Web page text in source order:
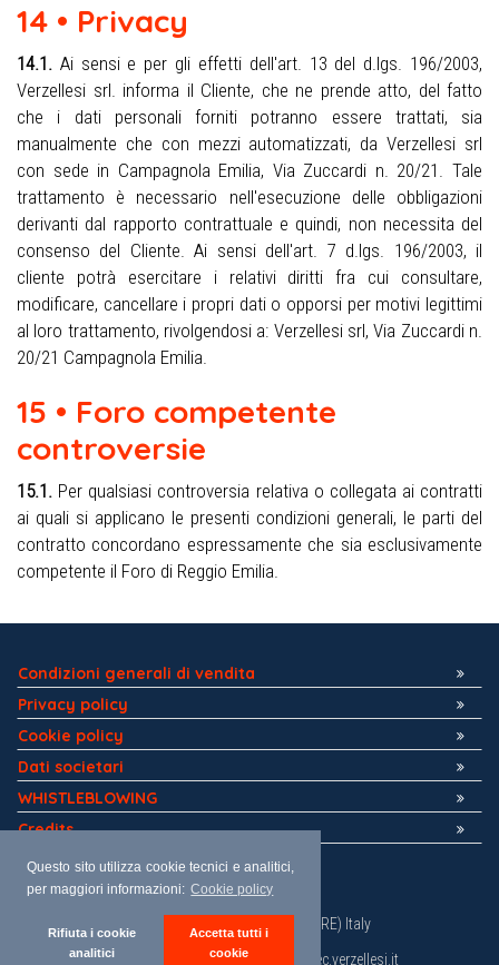
Questo sito utilizza cookie tecnici e analitici,
per maggiori informazioni: Cookie policy
Rifiuta i cookie
analitici
Accetta tutti i
cookie
14 • Privacy
14.1. Ai sensi e per gli effetti dell'art. 13 del d.lgs. 196/2003,
Verzellesi srl. informa il Cliente, che ne prende atto, del fatto
che i dati personali forniti potranno essere trattati, sia
manualmente che con mezzi automatizzati, da Verzellesi srl
con sede in Campagnola Emilia, Via Zuccardi n. 20/21. Tale
trattamento è necessario nell'esecuzione delle obbligazioni
derivanti dal rapporto contrattuale e quindi, non necessita del
consenso del Cliente. Ai sensi dell'art. 7 d.lgs. 196/2003, il
cliente potrà esercitare i relativi diritti fra cui consultare,
modificare, cancellare i propri dati o opporsi per motivi legittimi
al loro trattamento, rivolgendosi a: Verzellesi srl, Via Zuccardi n.
20/21 Campagnola Emilia.
15 • Foro competente
controversie
15.1. Per qualsiasi controversia relativa o collegata ai contratti
ai quali si applicano le presenti condizioni generali, le parti del
contratto concordano espressamente che sia esclusivamente
competente il Foro di Reggio Emilia.
Condizioni generali di vendita
Privacy policy
Cookie policy
Dati societari
WHISTLEBLOWING
Credits
Via Zuccardi, 20/22 • 42012 Campagnola Emilia (RE) Italy
Tel : +39 0522 652850 • Fax: +39 0522 652818
Email: verzellesi@verzellesi.it • PEC: verzellesi@pec.verzellesi.it